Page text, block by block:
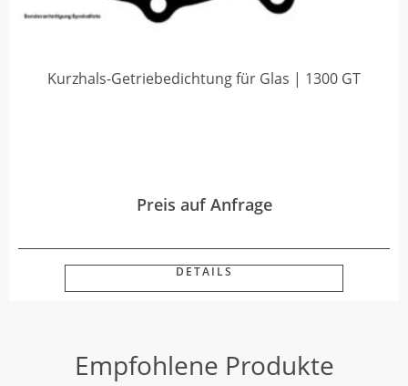
Kurzhals-Getriebedichtung für Glas | 1300 GT
Preis auf Anfrage
DETAILS
Empfohlene Produkte